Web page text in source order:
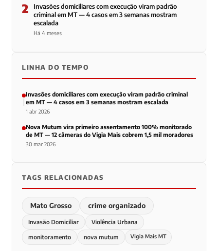
2
Invasões domiciliares com execução viram padrão
criminal em MT — 4 casos em 3 semanas mostram
escalada
Há 4 meses
LINHA DO TEMPO
Invasões domiciliares com execução viram padrão criminal
em MT — 4 casos em 3 semanas mostram escalada
1 abr 2026
Nova Mutum vira primeiro assentamento 100% monitorado
de MT — 12 câmeras do Vigia Mais cobrem 1,5 mil moradores
30 mar 2026
TAGS RELACIONADAS
Mato Grosso crime organizado
Invasão Domiciliar Violência Urbana
monitoramento nova mutum Vigia Mais MT